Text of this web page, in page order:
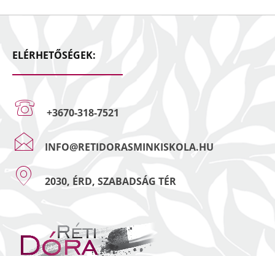
ELÉRHETŐSÉGEK:
+3670-318-7521
INFO@RETIDORASMINKISKOLA.HU
2030, ÉRD, SZABADSÁG TÉR